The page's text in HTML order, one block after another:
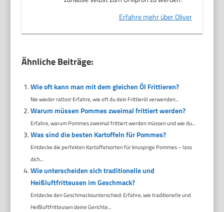
Erfahre mehr über Oliver
Ähnliche Beiträge:
Wie oft kann man mit dem gleichen Öl Frittieren?
Nie wieder ratlos! Erfahre, wie oft du dein Frittieröl verwenden...
Warum müssen Pommes zweimal frittiert werden?
Erfahre, warum Pommes zweimal frittiert werden müssen und wie du...
Was sind die besten Kartoffeln für Pommes?
Entdecke die perfekten Kartoffelsorten für knusprige Pommes – lass
dich...
Wie unterscheiden sich traditionelle und
Heißluftfritteusen im Geschmack?
Entdecke den Geschmacksunterschied: Erfahre, wie traditionelle und
Heißluftfritteusen deine Gerichte...